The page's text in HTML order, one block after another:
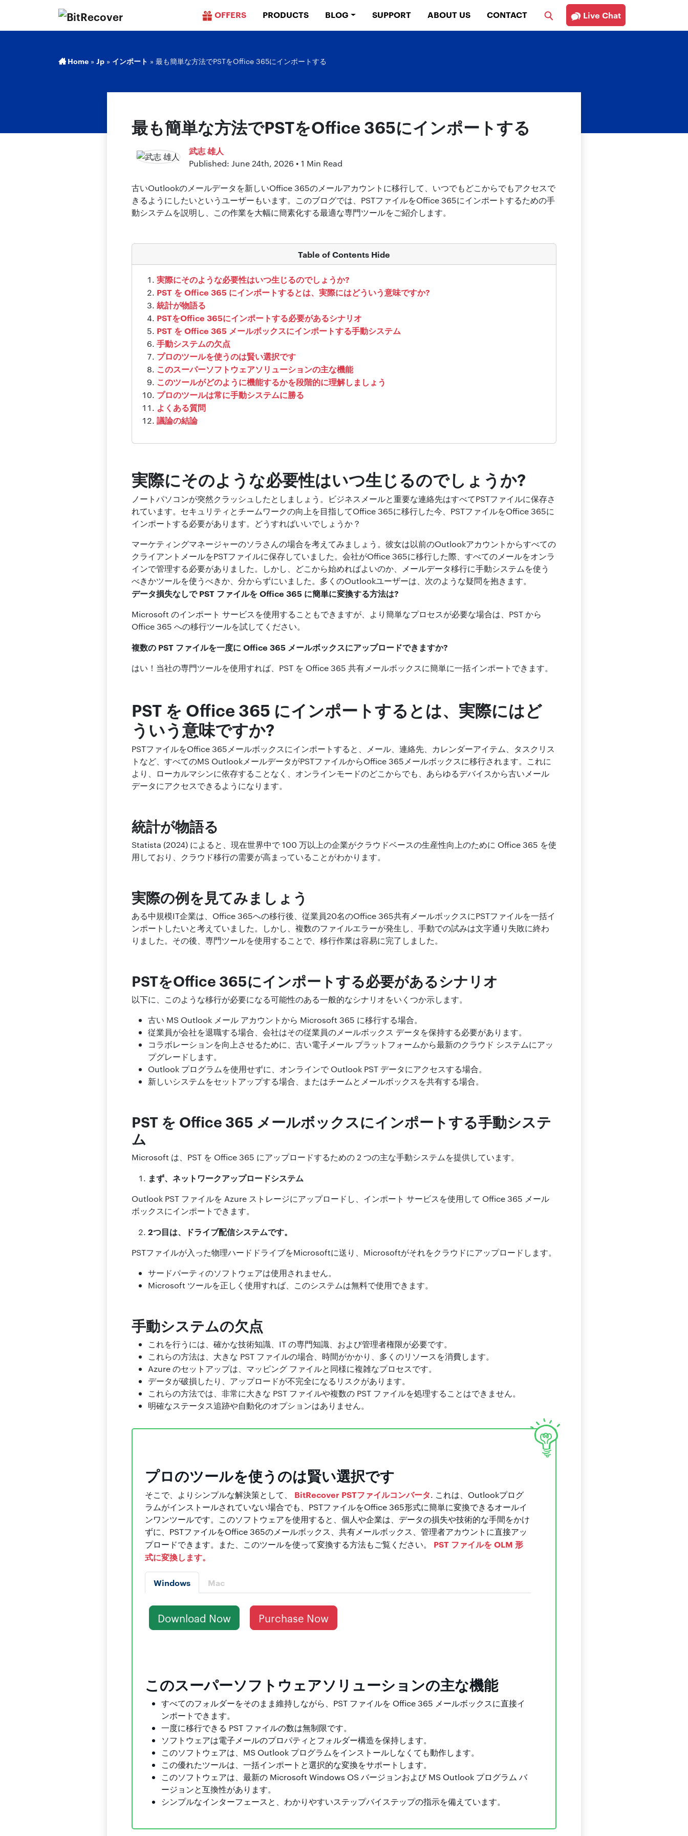
OFFERS PRODUCTS BLOG SUPPORT ABOUT US CONTACT Live Chat
Home » Jp » インポート » 最も簡単な方法でPSTをOffice 365にインポートする
最も簡単な方法でPSTをOffice 365にインポートする
武志 雄人
Published: June 24th, 2026 • 1 Min Read
古いOutlookのメールデータを新しいOffice 365のメールアカウントに移行して、いつでもどこからでもアクセスで
きるようにしたいというユーザーもいます。このブログでは、PSTファイルをOffice 365にインポートするための手
動システムを説明し、この作業を大幅に簡素化する最適な専門ツールをご紹介します。
Table of Contents Hide
実際にそのような必要性はいつ生じるのでしょうか?
PST を Office 365 にインポートするとは、実際にはどういう意味ですか?
統計が物語る
PSTをOffice 365にインポートする必要があるシナリオ
PST を Office 365 メールボックスにインポートする手動システム
手動システムの欠点
プロのツールを使うのは賢い選択です
このスーパーソフトウェアソリューションの主な機能
このツールがどのように機能するかを段階的に理解しましょう
プロのツールは常に手動システムに勝る
よくある質問
議論の結論
実際にそのような必要性はいつ生じるのでしょうか?
ノートパソコンが突然クラッシュしたとしましょう。ビジネスメールと重要な連絡先はすべてPSTファイルに保存さ
れています。セキュリティとチームワークの向上を目指してOffice 365に移行した今、PSTファイルをOffice 365に
インポートする必要があります。どうすればいいでしょうか？
マーケティングマネージャーのソラさんの場合を考えてみましょう。彼女は以前のOutlookアカウントからすべての
クライアントメールをPSTファイルに保存していました。会社がOffice 365に移行した際、すべてのメールをオンラ
インで管理する必要がありました。しかし、どこから始めればよいのか、メールデータ移行に手動システムを使う
べきかツールを使うべきか、分からずにいました。多くのOutlookユーザーは、次のような疑問を抱きます。
データ損失なしで PST ファイルを Office 365 に簡単に変換する方法は?
Microsoft のインポート サービスを使用することもできますが、より簡単なプロセスが必要な場合は、PST から
Office 365 への移行ツールを試してください。
複数の PST ファイルを一度に Office 365 メールボックスにアップロードできますか?
はい！当社の専門ツールを使用すれば、PST を Office 365 共有メールボックスに簡単に一括インポートできます。
PST を Office 365 にインポートするとは、実際にはど
ういう意味ですか?
PSTファイルをOffice 365メールボックスにインポートすると、メール、連絡先、カレンダーアイテム、タスクリス
トなど、すべてのMS OutlookメールデータがPSTファイルからOffice 365メールボックスに移行されます。これに
より、ローカルマシンに依存することなく、オンラインモードのどこからでも、あらゆるデバイスから古いメール
データにアクセスできるようになります。
統計が物語る
Statista (2024) によると、現在世界中で 100 万以上の企業がクラウドベースの生産性向上のために Office 365 を使
用しており、クラウド移行の需要が高まっていることがわかります。
実際の例を見てみましょう
ある中規模IT企業は、Office 365への移行後、従業員20名のOffice 365共有メールボックスにPSTファイルを一括イ
ンポートしたいと考えていました。しかし、複数のファイルエラーが発生し、手動での試みは文字通り失敗に終わ
りました。その後、専門ツールを使用することで、移行作業は容易に完了しました。
PSTをOffice 365にインポートする必要があるシナリオ
以下に、このような移行が必要になる可能性のある一般的なシナリオをいくつか示します。
古い MS Outlook メール アカウントから Microsoft 365 に移行する場合。
従業員が会社を退職する場合、会社はその従業員のメールボックス データを保持する必要があります。
コラボレーションを向上させるために、古い電子メール プラットフォームから最新のクラウド システムにアッ
プグレードします。
Outlook プログラムを使用せずに、オンラインで Outlook PST データにアクセスする場合。
新しいシステムをセットアップする場合、またはチームとメールボックスを共有する場合。
PST を Office 365 メールボックスにインポートする手動システ
ム
Microsoft は、PST を Office 365 にアップロードするための 2 つの主な手動システムを提供しています。
まず、ネットワークアップロードシステム
Outlook PST ファイルを Azure ストレージにアップロードし、インポート サービスを使用して Office 365 メール
ボックスにインポートできます。
2つ目は、ドライブ配信システムです。
PSTファイルが入った物理ハードドライブをMicrosoftに送り、Microsoftがそれをクラウドにアップロードします。
サードパーティのソフトウェアは使用されません。
Microsoft ツールを正しく使用すれば、このシステムは無料で使用できます。
手動システムの欠点
これを行うには、確かな技術知識、IT の専門知識、および管理者権限が必要です。
これらの方法は、大きな PST ファイルの場合、時間がかかり、多くのリソースを消費します。
Azure のセットアップは、マッピング ファイルと同様に複雑なプロセスです。
データが破損したり、アップロードが不完全になるリスクがあります。
これらの方法では、非常に大きな PST ファイルや複数の PST ファイルを処理することはできません。
明確なステータス追跡や自動化のオプションはありません。
プロのツールを使うのは賢い選択です
そこで、よりシンプルな解決策として、 BitRecover PSTファイルコンバータ. これは、Outlookプログ
ラムがインストールされていない場合でも、PSTファイルをOffice 365形式に簡単に変換できるオールイ
ンワンツールです。このソフトウェアを使用すると、個人や企業は、データの損失や技術的な手間をかけ
ずに、PSTファイルをOffice 365のメールボックス、共有メールボックス、管理者アカウントに直接アッ
プロードできます。また、このツールを使って変換する方法もご覧ください。 PST ファイルを OLM 形
式に変換します。
Windows Mac
Download Now Purchase Now
このスーパーソフトウェアソリューションの主な機能
すべてのフォルダーをそのまま維持しながら、PST ファイルを Office 365 メールボックスに直接イ
ンポートできます。
一度に移行できる PST ファイルの数は無制限です。
ソフトウェアは電子メールのプロパティとフォルダー構造を保持します。
このソフトウェアは、MS Outlook プログラムをインストールしなくても動作します。
この優れたツールは、一括インポートと選択的な変換をサポートします。
このソフトウェアは、最新の Microsoft Windows OS バージョンおよび MS Outlook プログラム バ
ージョンと互換性があります。
シンプルなインターフェースと、わかりやすいステップバイステップの指示を備えています。